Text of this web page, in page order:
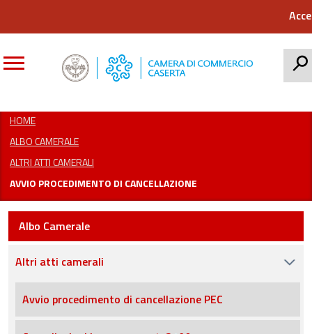
HOME
ALBO CAMERALE
ALTRI ATTI CAMERALI
AVVIO PROCEDIMENTO DI CANCELLAZIONE
Albo Camerale
Altri atti camerali
Avvio procedimento di cancellazione PEC